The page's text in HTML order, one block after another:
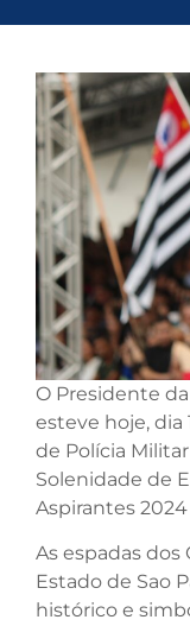
O Presidente
esteve hoje, dia
de Polícia
Solenidade de
Aspirantes 2024
As espadas dos
Estado de Sao
histórico e